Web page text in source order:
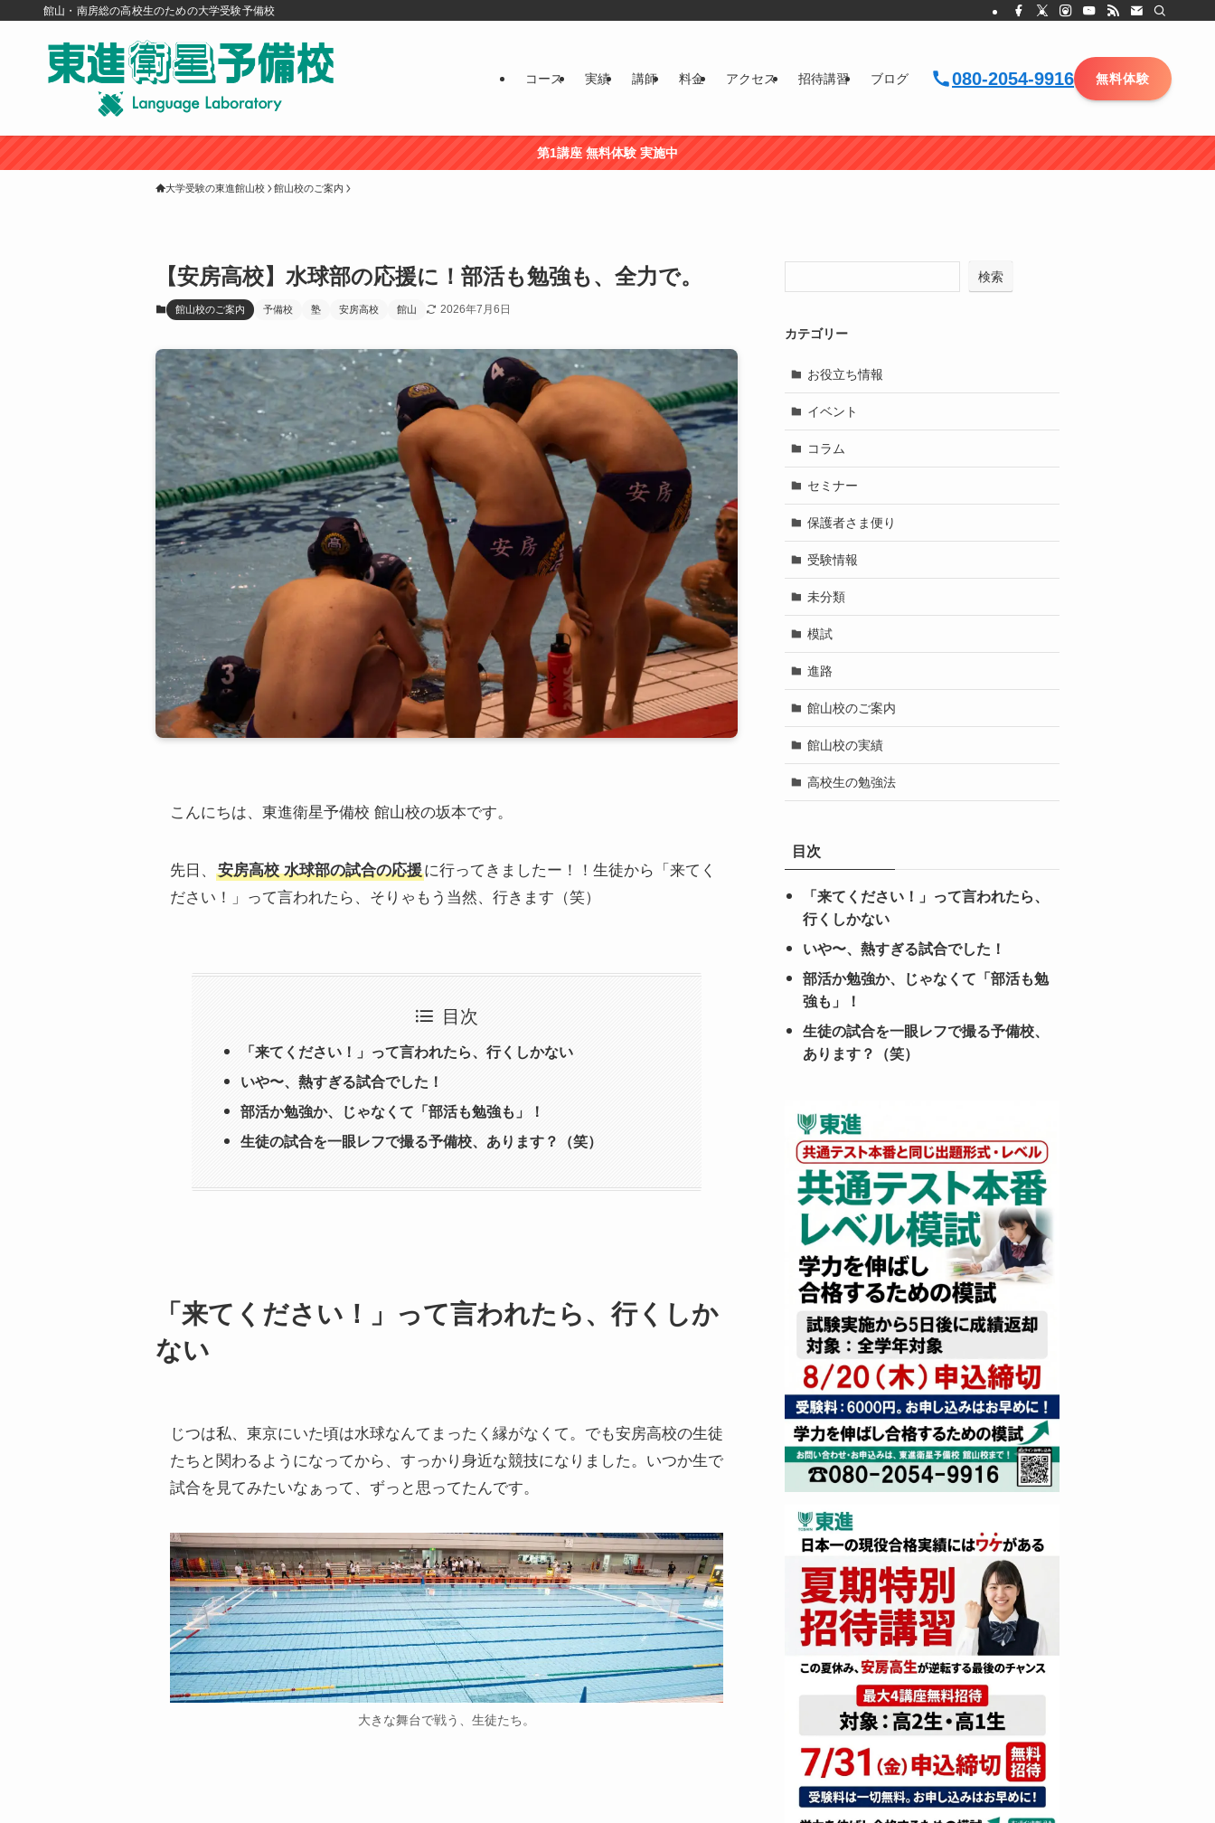
館山・南房総の高校生のための大学受験予備校
コース 実績 講師 料金 アクセス 招待講習 ブログ 080-2054-9916 無料体験
第1講座 無料体験 実施中
大学受験の東進館山校 館山校のご案内
【安房高校】水球部の応援に！部活も勉強も、全力で。
館山校のご案内 予備校 塾 安房高校 館山 2026年7月6日
こんにちは、東進衛星予備校 館山校の坂本です。
先日、 安房高校 水球部の試合の応援に行ってきましたー！！生徒から「来てく
ださい！」って言われたら、そりゃもう当然、行きます（笑）
目次
「来てください！」って言われたら、行くしかない
いや〜、熱すぎる試合でした！
部活か勉強か、じゃなくて「部活も勉強も」！
生徒の試合を一眼レフで撮る予備校、あります？（笑）
「来てください！」って言われたら、行くしか
ない
じつは私、東京にいた頃は水球なんてまったく縁がなくて。でも安房高校の生徒
たちと関わるようになってから、すっかり身近な競技になりました。いつか生で
試合を見てみたいなぁって、ずっと思ってたんです。
大きな舞台で戦う、生徒たち。
検索
カテゴリー
お役立ち情報
イベント
コラム
セミナー
保護者さま便り
受験情報
未分類
模試
進路
館山校のご案内
館山校の実績
高校生の勉強法
目次
「来てください！」って言われたら、
行くしかない
いや〜、熱すぎる試合でした！
部活か勉強か、じゃなくて「部活も勉
強も」！
生徒の試合を一眼レフで撮る予備校、
あります？（笑）